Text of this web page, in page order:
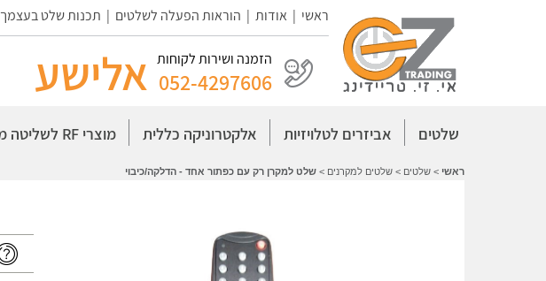
ראשי | אודות | הוראות הפעלה לשלטים | תכנות שלט בעצמך
הזמנה ושירות לקוחות
052-4297606 אלישע
שלטים אביזרים לטלויזיות אלקטרוניקה כללית מוצרי RF לשליטה מרחוק
ראשי > שלטים > שלטים למקרנים > שלט למקרן רק עם כפתור אחד - הדלקה/כיבוי